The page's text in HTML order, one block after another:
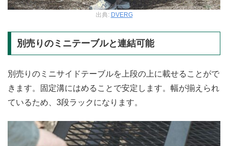
出典: DVERG
別売りのミニテーブルと連結可能
別売りのミニサイドテーブルを上段の上に載せることがで
きます。固定溝にはめることで安定します。幅が揃えられ
ているため、3段ラックになります。